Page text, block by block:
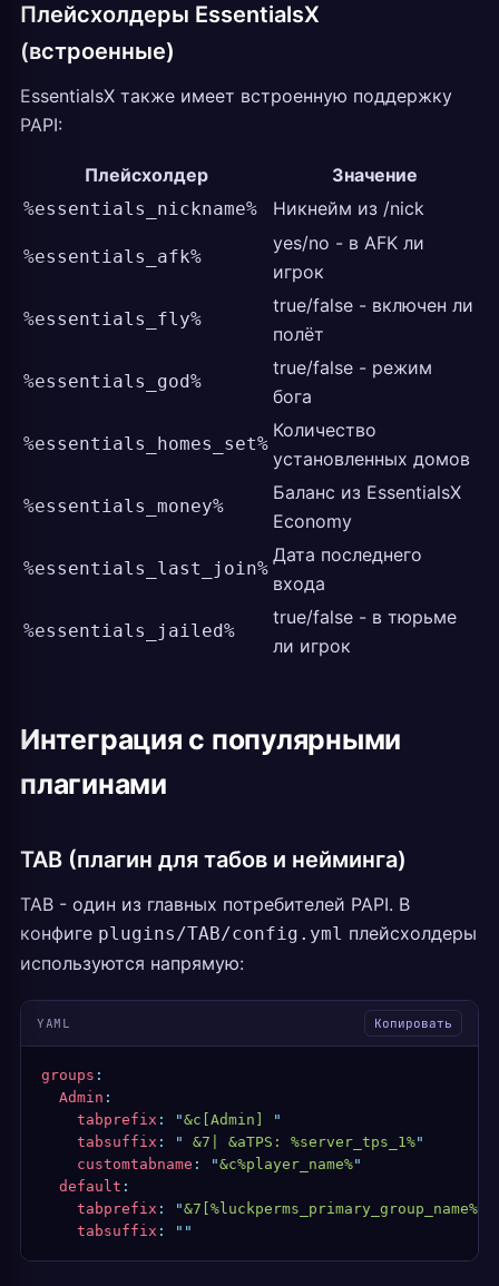
Плейсхолдеры EssentialsX
(встроенные)
EssentialsX также имеет встроенную поддержку
PAPI:
Плейсхолдер Значение
%essentials_nickname% Никнейм из /nick
%essentials_afk%
yes/no - в AFK ли
игрок
%essentials_fly%
true/false - включен ли
полёт
%essentials_god%
true/false - режим
бога
%essentials_homes_set%
Количество
установленных домов
%essentials_money%
Баланс из EssentialsX
Economy
%essentials_last_join%
Дата последнего
входа
%essentials_jailed%
true/false - в тюрьме
ли игрок
Интеграция с популярными
плагинами
TAB (плагин для табов и нейминга)
TAB - один из главных потребителей PAPI. В
конфиге plugins/TAB/config.yml плейсхолдеры
используются напрямую:
YAML Копировать
groups :
  Admin
:
    tabprefix
: "&c[Admin]
"
    tabsuffix
: " &7| &aTPS: %server_tps_1%"
    customtabname
: "&c%player_name%"
  default
:
    tabprefix
: "&7[%luckperms_primary_group_name%]
    tabsuffix
: ""